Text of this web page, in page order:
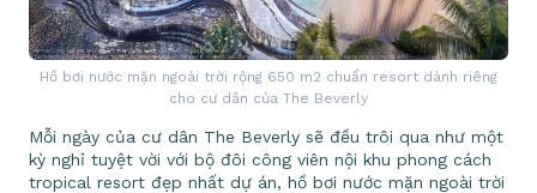
Hồ bơi nước mặn ngoài trời rộng 650 m2 chuẩn resort dành riêng
cho cư dân của The Beverly
Mỗi ngày của cư dân The Beverly sẽ đều trôi qua như một
kỳ nghỉ tuyệt vời với bộ đôi công viên nội khu phong cách
tropical resort đẹp nhất dự án, hồ bơi nước mặn ngoài trời